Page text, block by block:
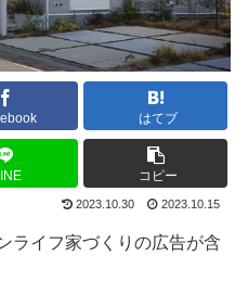
はてブ
コピー
2023.10.30 2023.10.15
ライフ家づくりの広告が含